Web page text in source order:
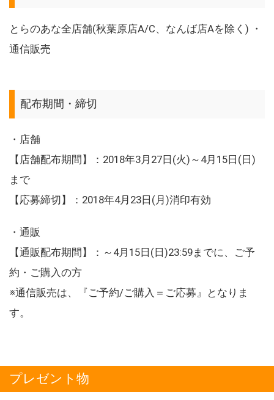
とらのあな全店舗(秋葉原店A/C、なんば店Aを除く) ・
通信販売
配布期間・締切
・店舗
【店舗配布期間】：2018年3月27日(火)～4月15日(日)
まで
【応募締切】：2018年4月23日(月)消印有効
・通販
【通販配布期間】：～4月15日(日)23:59までに、ご予
約・ご購入の方
※通信販売は、『ご予約/ご購入＝ご応募』となりま
す。
プレゼント物